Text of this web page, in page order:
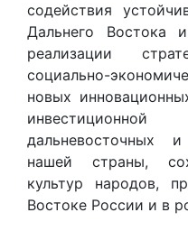
содействия
Дальнего Востока
реализации
социально-
новых
дальневосточных
нашей страны,
культур народов,
Востоке России и в